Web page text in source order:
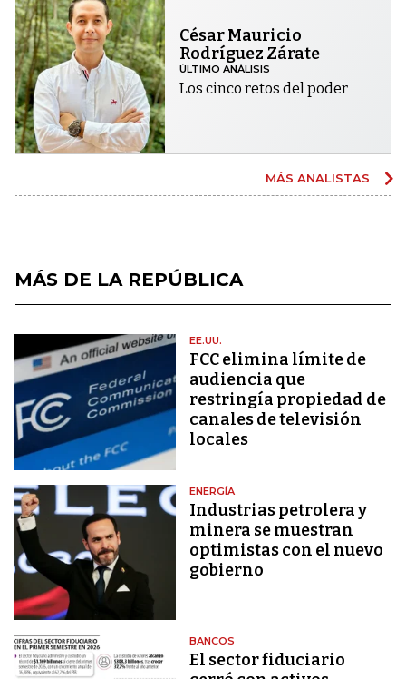
César Mauricio
Rodríguez Zárate
ÚLTIMO ANÁLISIS
Los cinco retos del poder
MÁS ANALISTAS
MÁS DE LA REPÚBLICA
EE.UU.
FCC elimina límite de
audiencia que
restringía propiedad de
canales de televisión
locales
ENERGÍA
Industrias petrolera y
minera se muestran
optimistas con el nuevo
gobierno
BANCOS
El sector fiduciario